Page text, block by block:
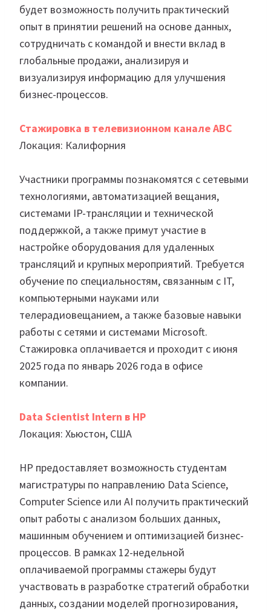
будет возможность получить практический
опыт в принятии решений на основе данных,
сотрудничать с командой и внести вклад в
глобальные продажи, анализируя и
визуализируя информацию для улучшения
бизнес-процессов.
Стажировка в телевизионном канале ABC
Локация: Калифорния
Участники программы познакомятся с сетевыми
технологиями, автоматизацией вещания,
системами IP-трансляции и технической
поддержкой, а также примут участие в
настройке оборудования для удаленных
трансляций и крупных мероприятий. Требуется
обучение по специальностям, связанным с IT,
компьютерными науками или
телерадиовещанием, а также базовые навыки
работы с сетями и системами Microsoft.
Стажировка оплачивается и проходит с июня
2025 года по январь 2026 года в офисе
компании.
Data Scientist Intern в HP
Локация: Хьюстон, США
HP предоставляет возможность студентам
магистратуры по направлению Data Science,
Computer Science или AI получить практический
опыт работы с анализом больших данных,
машинным обучением и оптимизацией бизнес-
процессов. В рамках 12-недельной
оплачиваемой программы стажеры будут
участвовать в разработке стратегий обработки
данных, создании моделей прогнозирования,